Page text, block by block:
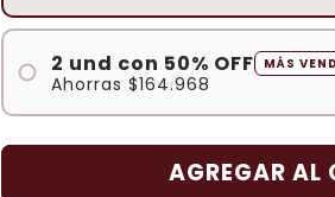
2 und con 50% OFF MÁS
Ahorras $164.968
#2
AGREGAR AL